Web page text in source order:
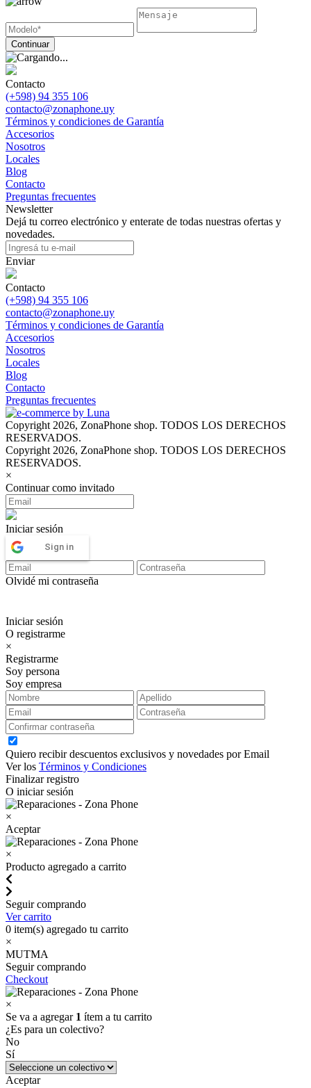
Contacto
(+598) 94 355 106
contacto@zonaphone.uy
Términos y condiciones de Garantía
Accesorios
Nosotros
Locales
Blog
Contacto
Preguntas frecuentes
Newsletter
Dejá tu correo electrónico y enterate de todas nuestras ofertas y
novedades.
Enviar
Contacto
(+598) 94 355 106
contacto@zonaphone.uy
Términos y condiciones de Garantía
Accesorios
Nosotros
Locales
Blog
Contacto
Preguntas frecuentes
Copyright 2026, ZonaPhone shop. TODOS LOS DERECHOS
RESERVADOS.
Copyright 2026, ZonaPhone shop. TODOS LOS DERECHOS
RESERVADOS.
×
Continuar como invitado
Iniciar sesión
Sign in
Olvidé mi contraseña
Iniciar sesión
O registrarme
×
Registrarme
Soy persona
Soy empresa
Quiero recibir descuentos exclusivos y novedades por Email
Ver los Términos y Condiciones
Finalizar registro
O iniciar sesión
×
Aceptar
×
Producto agregado a carrito
Seguir comprando
Ver carrito
0 item(s) agregado tu carrito
×
MUTMA
Seguir comprando
Checkout
×
Se va a agregar 1 ítem a tu carrito
¿Es para un colectivo?
No
Sí
Aceptar